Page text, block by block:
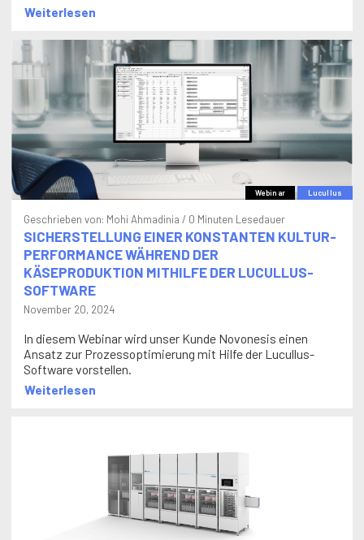
Weiterlesen
Webinar Lucullus
Geschrieben von: Mohi Ahmadinia / 0 Minuten Lesedauer
SICHERSTELLUNG EINER KONSTANTEN KULTUR-
PERFORMANCE WÄHREND DER
KÄSEPRODUKTION MITHILFE DER LUCULLUS-
SOFTWARE
November 20, 2024
In diesem Webinar wird unser Kunde Novonesis einen
Ansatz zur Prozessoptimierung mit Hilfe der Lucullus-
Software vorstellen.
Weiterlesen